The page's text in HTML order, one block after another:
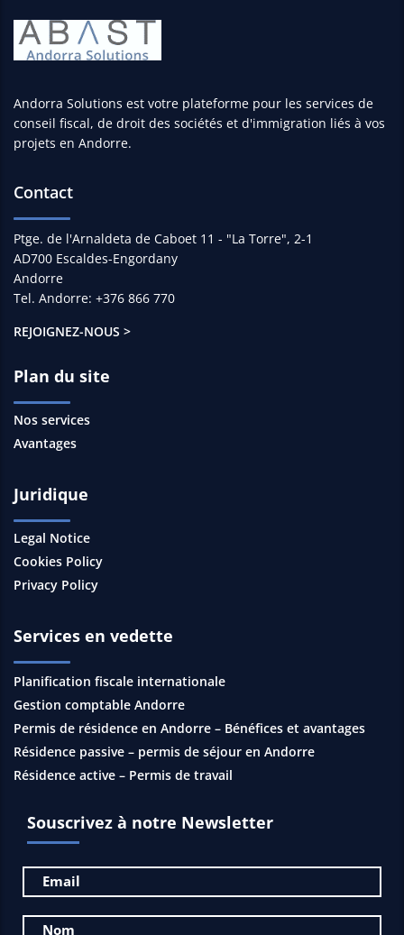
Andorra Solutions est votre plateforme pour les services de
conseil fiscal, de droit des sociétés et d'immigration liés à vos
projets en Andorre.
Contact
Ptge. de l'Arnaldeta de Caboet 11 - "La Torre", 2-1
AD700 Escaldes-Engordany
Andorre
Tel. Andorre: +376 866 770
REJOIGNEZ-NOUS >
Plan du site
Nos services
Avantages
Juridique
Legal Notice
Cookies Policy
Privacy Policy
Services en vedette
Planification fiscale internationale
Gestion comptable Andorre
Permis de résidence en Andorre – Bénéfices et avantages
Résidence passive – permis de séjour en Andorre
Résidence active – Permis de travail
Souscrivez à notre Newsletter